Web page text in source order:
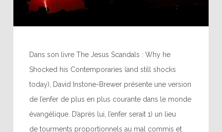
Dans son livre The Jesus Scandals : Why he
Shocked his Contemporaries (and still shocks
today), David Instone-Brewer présente une version
de l’enfer de plus en plus courante dans le monde
évangélique. D’après lui, l’enfer serait 1) un lieu
de tourments proportionnels au mal commis et